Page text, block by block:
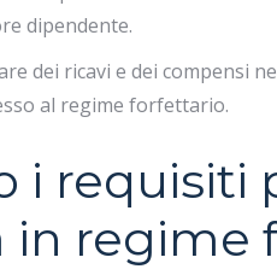
dipendente.
dei ricavi e dei compensi
al regime forfettario.
i requisiti
in regime